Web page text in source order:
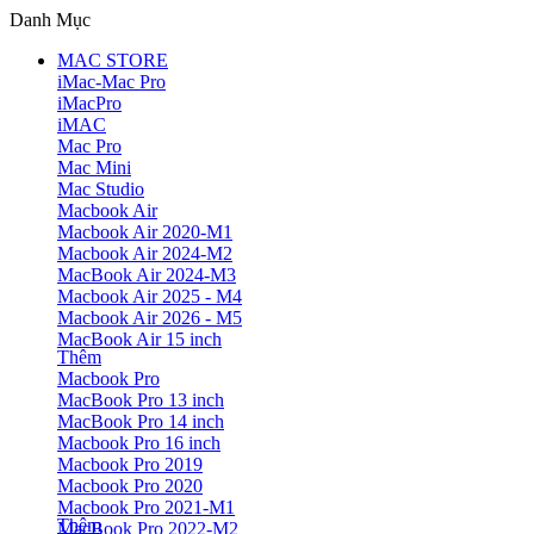
Danh Mục
MAC STORE
iMac-Mac Pro
iMacPro
iMAC
Mac Pro
Mac Mini
Mac Studio
Macbook Air
Macbook Air 2020-M1
Macbook Air 2024-M2
MacBook Air 2024-M3
Macbook Air 2025 - M4
Macbook Air 2026 - M5
MacBook Air 15 inch
Thêm
Macbook Pro
MacBook Pro 13 inch
MacBook Pro 14 inch
Macbook Pro 16 inch
Macbook Pro 2019
Macbook Pro 2020
Macbook Pro 2021-M1
MacBook Pro 2022-M2
Thêm